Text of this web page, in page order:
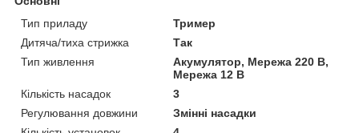
Тип приладу
Тример
Дитяча/тиха стрижка
Так
Тип живлення
Акумулятор, Мережа 220 В,
Мережа 12 В
Кількість насадок
3
Регулювання довжини
Змінні насадки